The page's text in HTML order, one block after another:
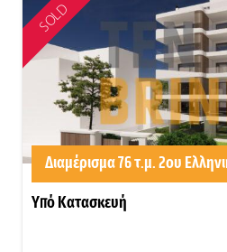
SOLD
Διαμέρισμα 76 τ.μ. 2ου
Υπό Κατασκευή